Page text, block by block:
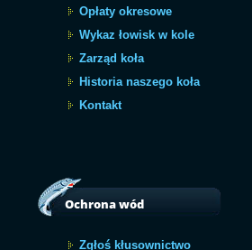
Opłaty okresowe
Wykaz łowisk w kole
Zarząd koła
Historia naszego koła
Kontakt
Ochrona wód
Zgłoś kłusownictwo